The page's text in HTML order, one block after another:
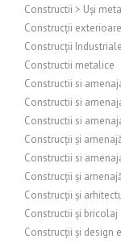
Constructii > Uși
Construcții exterioare
Construcții Industriale
Constructii metalice
Constructii si
Constructii si
Constructii si
Construcții și
Constructii si
Construcții și
Construcții și
Constructii și bricolaj
Construcții și design